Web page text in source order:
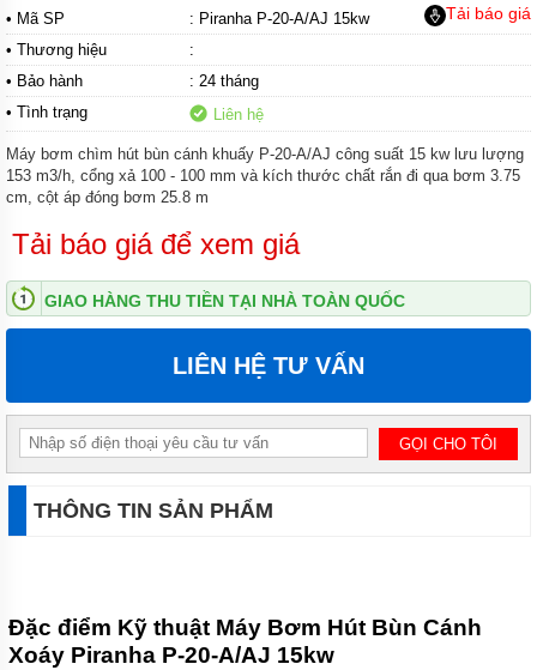
CHÌM
NƯỚC
THẢI
VF
BƠM
CHÌM
NƯỚC
THẢI
BƠM
CHÌM
THẢI
APP
THẢI
NATION
PUMP
CHÌM
NƯỚC
BƠM
CHÌM
NƯỚC
Tải báo giá
• Mã SP
: Piranha P-20-A/AJ 15kw
• Thương hiệu
:
• Bảo hành
: 24 tháng
• Tình trạng
Liên hệ
Máy bơm chìm hút bùn cánh khuấy P-20-A/AJ công suất 15 kw lưu lượng
153 m3/h, cổng xả 100 - 100 mm và kích thước chất rắn đi qua bơm 3.75
cm, cột áp đóng bơm 25.8 m
Tải báo giá để xem giá
GIAO HÀNG THU TIỀN TẠI NHÀ TOÀN QUỐC
LIÊN HỆ TƯ VẤN
THÔNG TIN SẢN PHẨM
Đặc điểm Kỹ thuật Máy Bơm Hút Bùn Cánh
Xoáy Piranha P-20-A/AJ 15kw